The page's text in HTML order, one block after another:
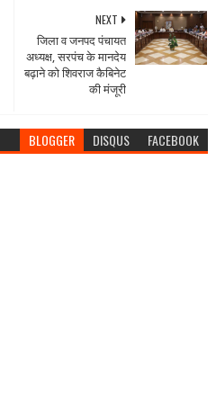
NEXT
जिला व जनपद पंचायत
अध्‍यक्ष, सरपंच के मानदेय
बढ़ाने को शिवराज कैबिनेट
की मंजूरी
BLOGGER DISQUS FACEBOOK